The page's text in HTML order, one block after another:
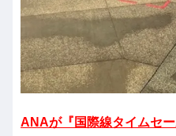
ANAが『国際線タイムセ